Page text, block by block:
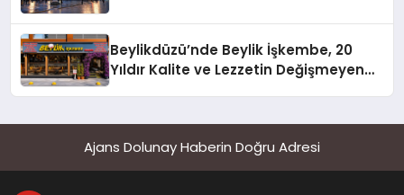
Beylikdüzü’nde Beylik İşkembe, 20
Yıldır Kalite ve Lezzetin Değişmeyen
Ajans Dolunay Haberin Doğru Adresi